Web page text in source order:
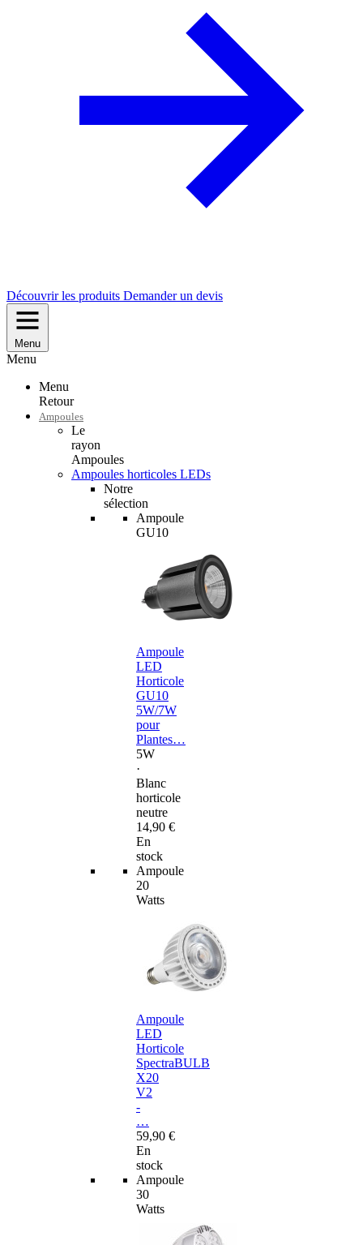
Découvrir les produits Demander un devis
Menu
Menu
Menu
Retour
Ampoules
Le
rayon
Ampoules
Ampoules horticoles LEDs
Notre
sélection
Ampoule
GU10
Ampoule
LED
Horticole
GU10
5W/7W
pour
Plantes…
5W
·
Blanc
horticole
neutre
14,90 €
En
stock
Ampoule
20
Watts
Ampoule
LED
Horticole
SpectraBULB
X20
V2
-
…
59,90 €
En
stock
Ampoule
30
Watts